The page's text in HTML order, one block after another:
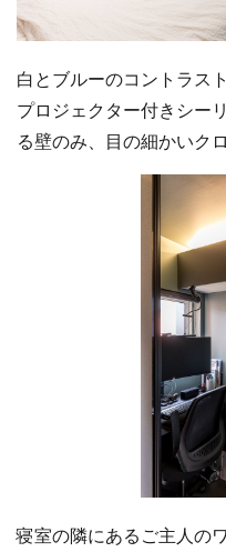
白とブルーのコントラス
プロジェクター付きシー
る壁のみ、目の細かいク
寝室の隣にあるご主人の